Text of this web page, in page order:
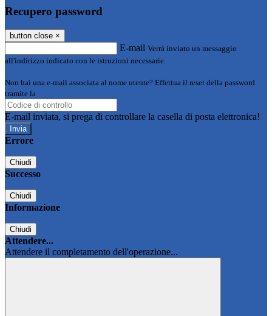
Recupero password
button close ×
E-mail Verrà inviato un messaggio
all'indirizzo indicato con le istruzioni necessarie.
Non hai una e-mail associata al nome utente? Effettua il reset della password
tramite la
E-mail inviata, si prega di controllare la casella di posta elettronica!
Errore
Chiudi
Successo
Chiudi
Informazione
Chiudi
Attendere...
Attendere il completamento dell'operazione...